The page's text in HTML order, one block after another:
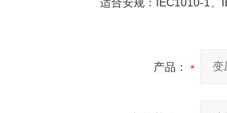
产品：